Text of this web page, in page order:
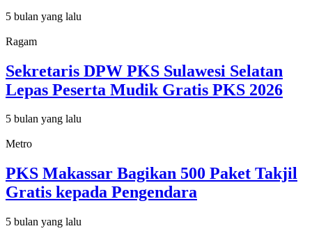
5 bulan yang lalu
Ragam
Sekretaris DPW PKS Sulawesi Selatan
Lepas Peserta Mudik Gratis PKS 2026
5 bulan yang lalu
Metro
PKS Makassar Bagikan 500 Paket Takjil
Gratis kepada Pengendara
5 bulan yang lalu